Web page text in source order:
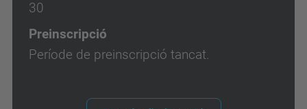
30
Preinscripció
Període de preinscripció tancat.